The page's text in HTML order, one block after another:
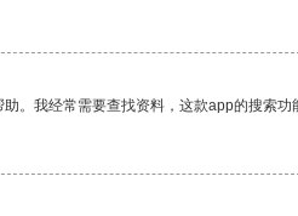
。我经常需要查找资料，这款app的搜索功